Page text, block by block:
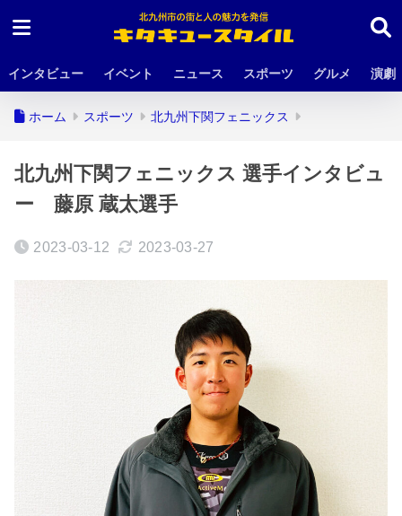
インタビュー イベント ニュース スポーツ グルメ 演劇
ホーム スポーツ 北九州下関フェニックス
北九州下関フェニックス 選手インタビュ
ー 藤原 蔵太選手
2023-03-12 2023-03-27